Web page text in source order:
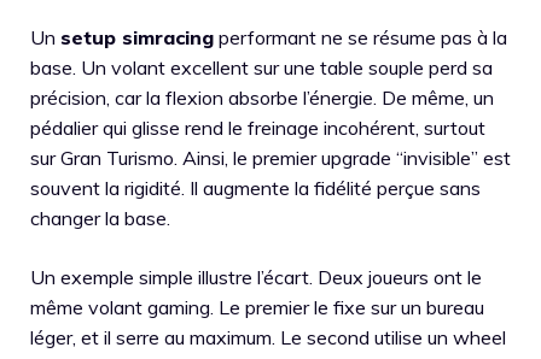
Un setup simracing performant ne se résume pas à la
base. Un volant excellent sur une table souple perd sa
précision, car la flexion absorbe l’énergie. De même, un
pédalier qui glisse rend le freinage incohérent, surtout
sur Gran Turismo. Ainsi, le premier upgrade “invisible” est
souvent la rigidité. Il augmente la fidélité perçue sans
changer la base.
Un exemple simple illustre l’écart. Deux joueurs ont le
même volant gaming. Le premier le fixe sur un bureau
léger, et il serre au maximum. Le second utilise un wheel